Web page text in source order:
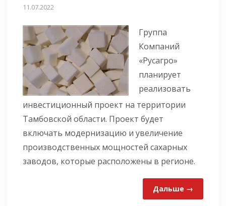
11.07.2022
Группа
Компаний
«Русагро»
планирует
реализовать
инвестиционный проект на территории
Тамбовской области. Проект будет
включать модернизацию и увеличение
производственных мощностей сахарных
заводов, которые расположены в регионе.
Дальше →